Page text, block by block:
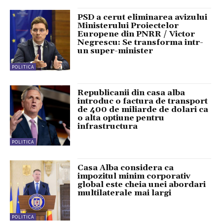
POLITICA
PSD a cerut eliminarea avizului
Ministerului Proiectelor
Europene din PNRR / Victor
Negrescu: Se transforma intr-
un super-minister
POLITICA
Republicanii din casa alba
introduc o factura de transport
de 400 de miliarde de dolari ca
o alta optiune pentru
infrastructura
POLITICA
Casa Alba considera ca
impozitul minim corporativ
global este cheia unei abordari
multilaterale mai largi